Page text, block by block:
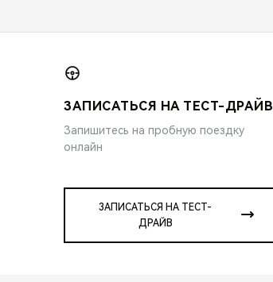
ЗАПИСАТЬСЯ НА ТЕСТ-ДРАЙВ
Запишитесь на пробную поездку
онлайн
ЗАПИСАТЬСЯ НА ТЕСТ-
ДРАЙВ